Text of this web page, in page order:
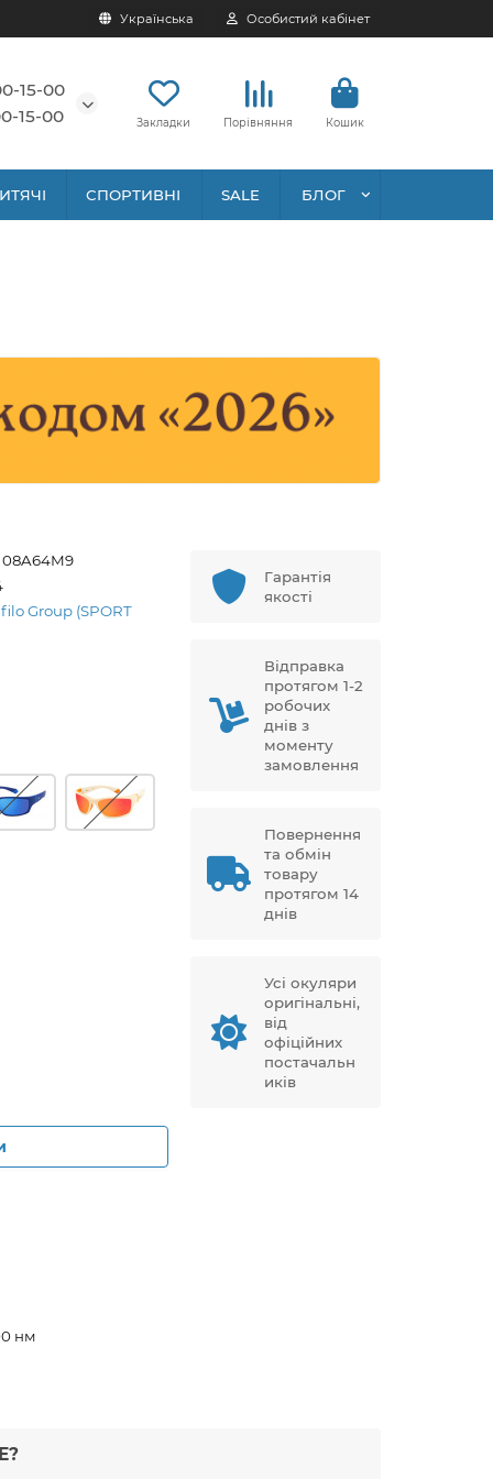
Українська Особистий кабінет
15-00
15-00
Закладки Порівняння Кошик
СПОРТИВНІ SALE БЛОГ
08A64M9
Group (SPORT
нм
Гарантія
якості
Відправка
протягом 1-2
робочих
днів з
моменту
замовлення
Повернення
та обмін
товару
протягом 14
днів
Усі окуляри
оригінальні,
від
офіційних
постачальн
иків